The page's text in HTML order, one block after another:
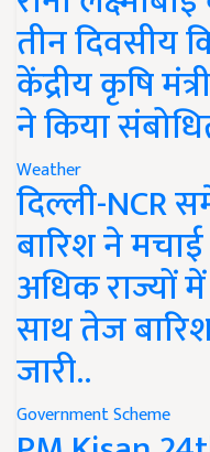
तीन दिवसीय
केंद्रीय कृषि
ने किया
Weather
दिल्ली-NCR
बारिश ने
अधिक राज्यों
साथ तेज
जारी..
Government Scheme